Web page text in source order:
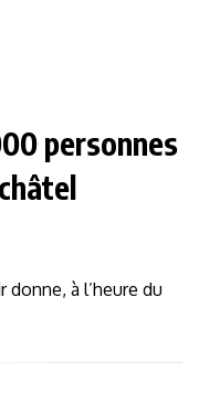
personnes
donne, à l’heure du